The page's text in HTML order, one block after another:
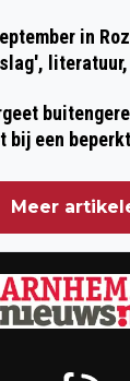
in
bij een
Meer